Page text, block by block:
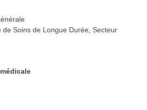
de Soins de Longue Durée, Secteur